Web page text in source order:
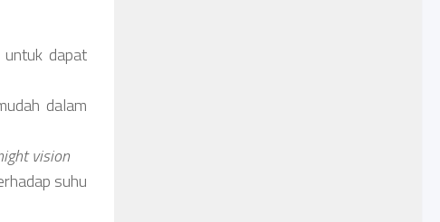
dapat
dalam
vision
suhu